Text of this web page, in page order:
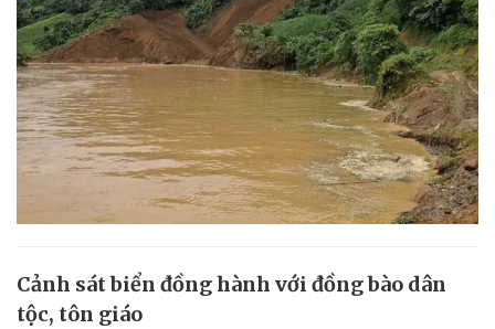
Cảnh sát biển đồng hành với đồng bào dân
tộc, tôn giáo